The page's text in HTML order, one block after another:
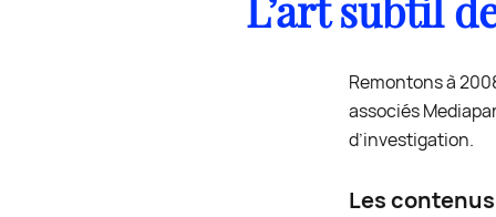
Remontons à
associés
d’investigation.
Les